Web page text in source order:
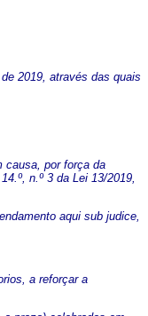
2019, através das quais
causa, por força da
n.º 3 da Lei 13/2019,
aqui sub judice,
a reforçar a